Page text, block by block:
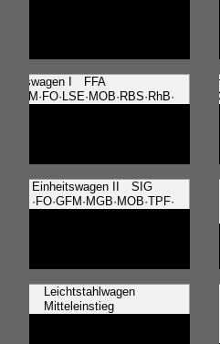
I FFA
Einheitswagen II SIG
·FO·GFM·MGB·MOB·TPF·
Leichtstahlwagen
Mitteleinstieg